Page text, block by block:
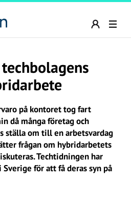
på kontoret tog fart
då många företag och
ställa om till en arbetsvardag
frågan om hybridarbetets
Techtidningen har
för att få deras syn på